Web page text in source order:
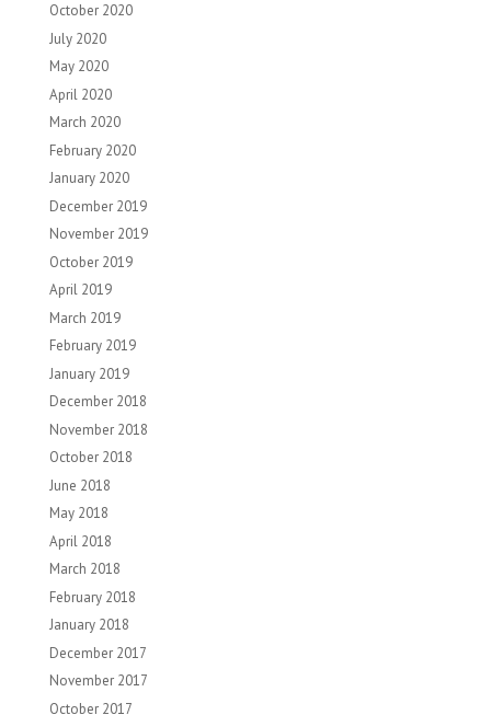
October 2020
July 2020
May 2020
April 2020
March 2020
February 2020
January 2020
December 2019
November 2019
October 2019
April 2019
March 2019
February 2019
January 2019
December 2018
November 2018
October 2018
June 2018
May 2018
April 2018
March 2018
February 2018
January 2018
December 2017
November 2017
October 2017